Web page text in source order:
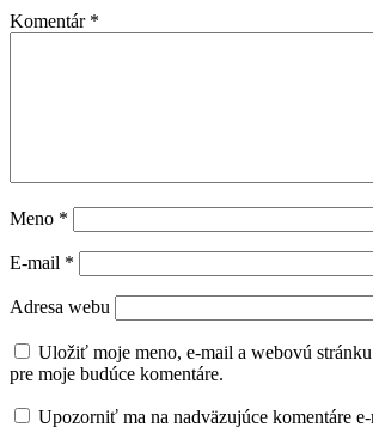
Komentár *
Meno *
E-mail *
Adresa webu
Uložiť moje meno, e-mail a webovú
pre moje budúce komentáre.
Upozorniť ma na nadväzujúce komentáre